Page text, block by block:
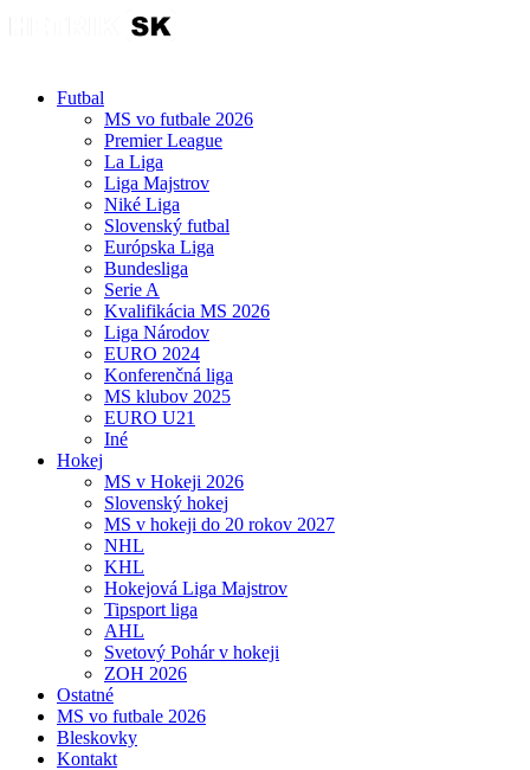
Futbal
MS vo futbale 2026
Premier League
La Liga
Liga Majstrov
Niké Liga
Slovenský futbal
Európska Liga
Bundesliga
Serie A
Kvalifikácia MS 2026
Liga Národov
EURO 2024
Konferenčná liga
MS klubov 2025
EURO U21
Iné
Hokej
MS v Hokeji 2026
Slovenský hokej
MS v hokeji do 20 rokov 2027
NHL
KHL
Hokejová Liga Majstrov
Tipsport liga
AHL
Svetový Pohár v hokeji
ZOH 2026
Ostatné
MS vo futbale 2026
Bleskovky
Kontakt